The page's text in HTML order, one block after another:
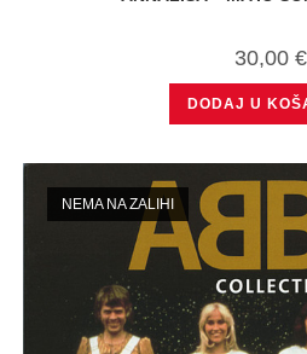
30,00 €
DODAJ U
NEMA NA ZALIHI